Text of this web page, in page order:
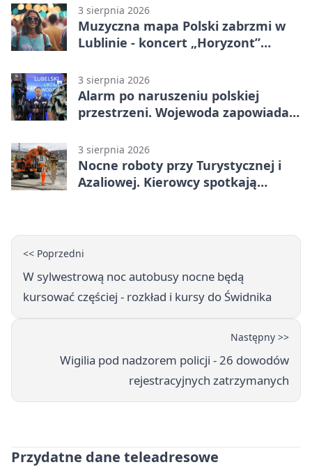
3 sierpnia 2026
Muzyczna mapa Polski zabrzmi w
Lublinie - koncert „Horyzont”
3 sierpnia 2026
Alarm po naruszeniu polskiej
przestrzeni. Wojewoda zapowiada
3 sierpnia 2026
Nocne roboty przy Turystycznej i
Azaliowej. Kierowcy spotkają
<< Poprzedni
W sylwestrową noc autobusy nocne będą
kursować częściej - rozkład i kursy do Świdnika
Następny >>
Wigilia pod nadzorem policji - 26 dowodów
rejestracyjnych zatrzymanych
Przydatne dane teleadresowe